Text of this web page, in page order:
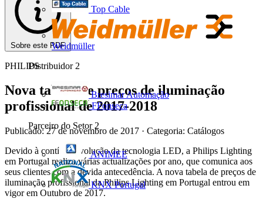
Top Cable
Weidmüller
Distribuidor 2
Bresimar Automação
FFonseca
Parceiro do Setor 2
ANIMEE
KNX Portugal
Sobre este PDF
PHILIPS
Nova tabela de preços de iluminação
profissional de 2017-2018
Publicado: 27 de novembro de 2017 · Categoria: Catálogos
Devido à contínua evolução da tecnologia LED, a Philips Lighting
em Portugal realiza várias actualizações por ano, que comunica aos
seus clientes com a devida antecedência. A nova tabela de preços de
iluminação profissional da Philips Lighting em Portugal entrou em
vigor em Outubro de 2017.